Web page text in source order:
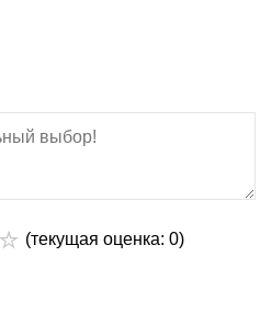
(текущая оценка: 0)